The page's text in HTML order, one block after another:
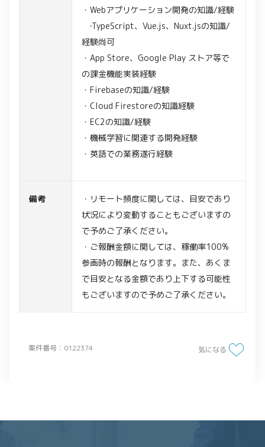
案件番号：0122374
・Webアプリケーション開発の知識/経験
‐TypeScript、Vue.js、Nuxt.jsの知識/
経験尚可
・App Store、Google Play ストア等で
の課金機能実装経験
・Firebaseの知識/経験
・Cloud Firestoreの知識経験
・EC2の知識/経験
・機械学習に関連する開発経験
・英語での業務遂行経験
備考
・リモート頻度に関しては、目安であり
状況により変動することもございますの
で予めご了承ください。
・ご報酬金額に関しては、稼働率100%
参画時の報酬となります。また、あくま
で目安となる金額であり上下する可能性
もございますので予めご了承ください。
気になる